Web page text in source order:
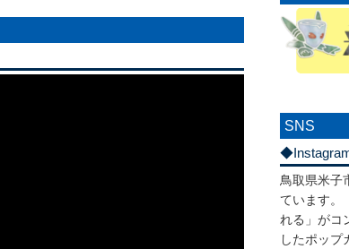
SNS
鳥取県米子
ています。
れる」がコ
したポップ